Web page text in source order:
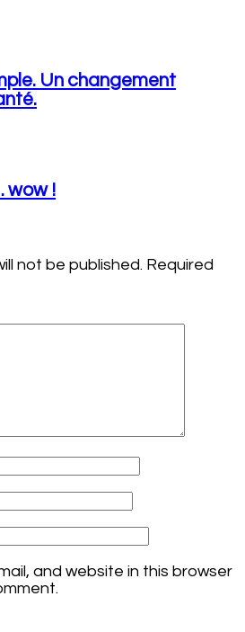
Un changement
wow !
not be published. Required
and website in this browser